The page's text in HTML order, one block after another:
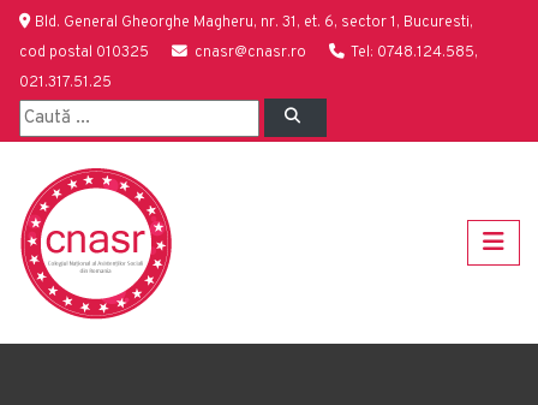
Bld. General Gheorghe Magheru, nr. 31, et. 6, sector 1, Bucuresti,
cod postal 010325
cnasr@cnasr.ro
Tel: 0748.124.585,
021.317.51.25